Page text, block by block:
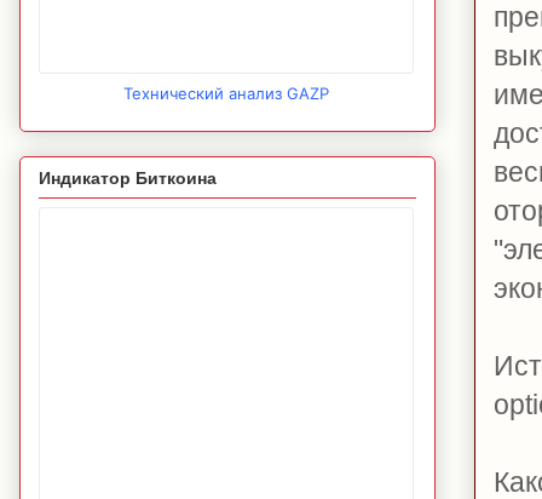
Технический анализ GAZP
Индикатор Биткоина